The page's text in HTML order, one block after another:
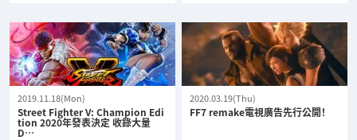
2019.11.18(Mon)
Street Fighter V: Champion Edi
tion 2020年發表決定 收錄大量
D…
2020.03.19(Thu)
FF7 remake電視廣告先行公開！